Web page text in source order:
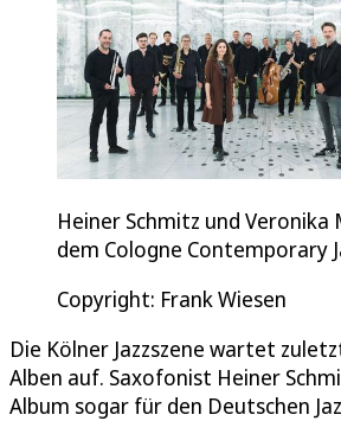
Heiner Schmitz und
dem Cologne Contemporary
Copyright: Frank Wiesen
Die Kölner Jazzszene wartet
Alben auf. Saxofonist Heiner
Album sogar für den Deutschen